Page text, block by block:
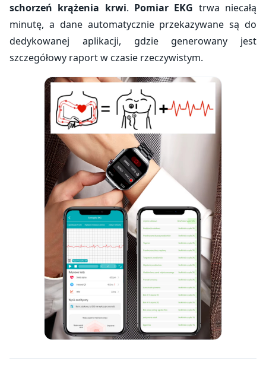
schorzeń krążenia krwi. Pomiar EKG trwa niecałą
minutę, a dane automatycznie przekazywane są do
dedykowanej aplikacji, gdzie generowany jest
szczegółowy raport w czasie rzeczywistym.